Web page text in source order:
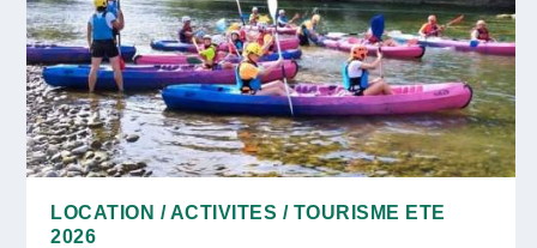
LOCATION / ACTIVITES / TOURISME ETE
2026